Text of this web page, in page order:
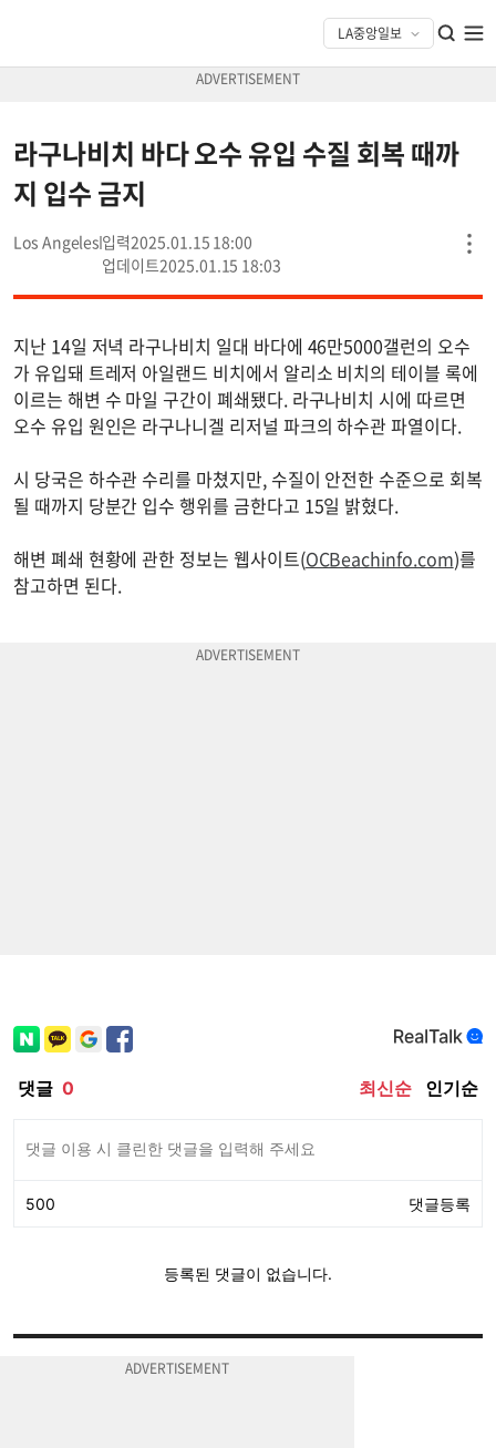
라구나비치 바다 오수 유입 수질 회복 때까
지 입수 금지
Los Angeles
2025.01.15 18:00
2025.01.15 18:03
지난 14일 저녁 라구나비치 일대 바다에 46만5000갤런의 오수
가 유입돼 트레저 아일랜드 비치에서 알리소 비치의 테이블 록에
이르는 해변 수 마일 구간이 폐쇄됐다. 라구나비치 시에 따르면
오수 유입 원인은 라구나니겔 리저널 파크의 하수관 파열이다.
시 당국은 하수관 수리를 마쳤지만, 수질이 안전한 수준으로 회복
될 때까지 당분간 입수 행위를 금한다고 15일 밝혔다.
해변 폐쇄 현황에 관한 정보는 웹사이트(OCBeachinfo.com)를
참고하면 된다.